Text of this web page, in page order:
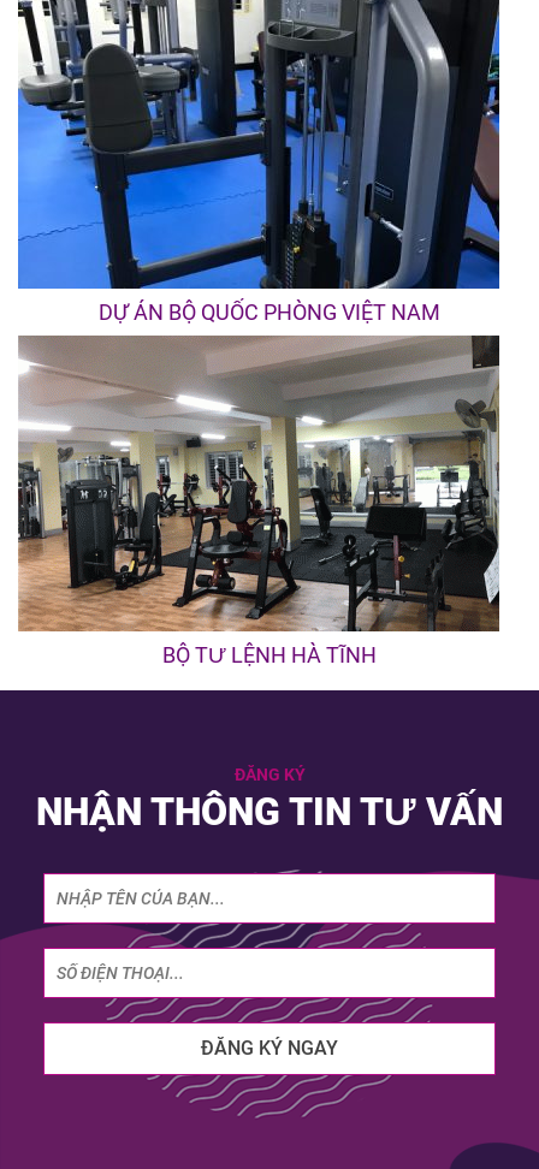
DỰ ÁN BỘ QUỐC PHÒNG VIỆT NAM
BỘ TƯ LỆNH HÀ TĨNH
ĐĂNG KÝ
NHẬN THÔNG TIN TƯ VẤN